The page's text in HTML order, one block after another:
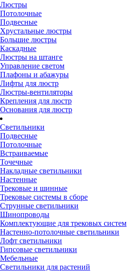
Люстры
Потолочные
Подвесные
Хрустальные люстры
Большие люстры
Каскадные
Люстры на штанге
Управление светом
Плафоны и абажуры
Лифты для люстр
Люстры-вентиляторы
Крепления для люстр
Основания для люстр
Светильники
Подвесные
Потолочные
Встраиваемые
Точечные
Накладные светильники
Настенные
Трековые и шинные
Трековые системы в сборе
Струнные светильники
Шинопроводы
Комплектующие для трековых систем
Настенно-потолочные светильники
Лофт светильники
Гипсовые светильники
Мебельные
Светильники для растений